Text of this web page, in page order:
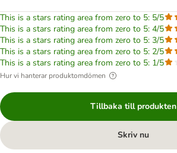
This is a stars rating area from zero to 5: 5/5
This is a stars rating area from zero to 5: 4/5
This is a stars rating area from zero to 5: 3/5
This is a stars rating area from zero to 5: 2/5
This is a stars rating area from zero to 5: 1/5
Hur vi hanterar produktomdömen
Tillbaka till produkten
Skriv nu